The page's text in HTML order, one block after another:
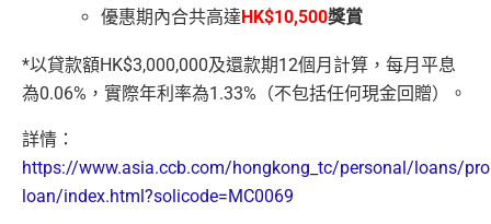
優惠期內合共高達HK$10,500獎賞
*以貸款額HK$3,000,000及還款期12個月計算，每月平息
為0.06%，實際年利率為1.33%（不包括任何現金回贈）。
詳情：
https://www.asia.ccb.com/hongkong_tc/personal/loans/
loan/index.html?solicode=MC0069